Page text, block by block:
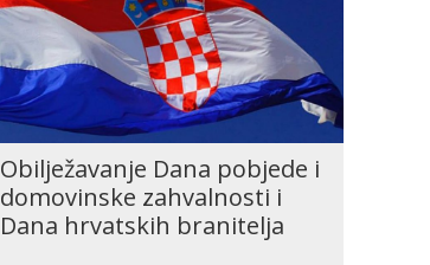
Obilježavanje Dana pobjede i
domovinske zahvalnosti i
Dana hrvatskih branitelja